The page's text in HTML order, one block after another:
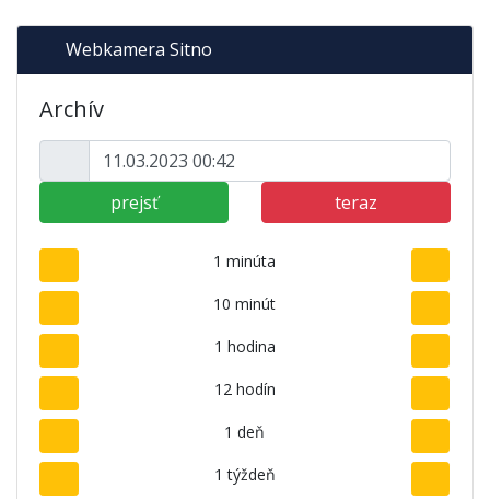
Webkamera Sitno
Archív
prejsť teraz
1 minúta
10 minút
1 hodina
12 hodín
1 deň
1 týždeň